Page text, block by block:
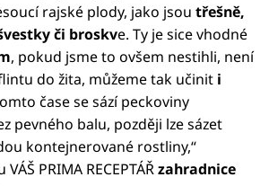
rajské plody, jako jsou třešně,
či broskve. Ty je sice vhodné
, pokud jsme to ovšem nestihli, není
do žita, můžeme tak učinit i
čase se sází peckoviny
pevného balu, později lze sázet
kontejnerované rostliny,“
PRIMA RECEPTÁŘzahradnice